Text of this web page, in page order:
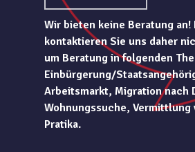
Wir bieten keine Beratung an!
kontaktieren Sie uns daher
um Beratung in folgenden
Einbürgerung/
Arbeitsmarkt, Migration nach
Wohnungssuche, Vermittlung
Pratika.